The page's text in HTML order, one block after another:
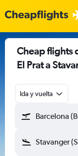
Cheap flights
El Prat a
Ida y vuelta
Barcelona
Stavanger